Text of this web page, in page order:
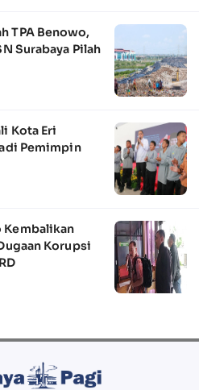
TPA Benowo,
Surabaya Pilah
Kota Eri
Pemimpin
Kembalikan
Korupsi